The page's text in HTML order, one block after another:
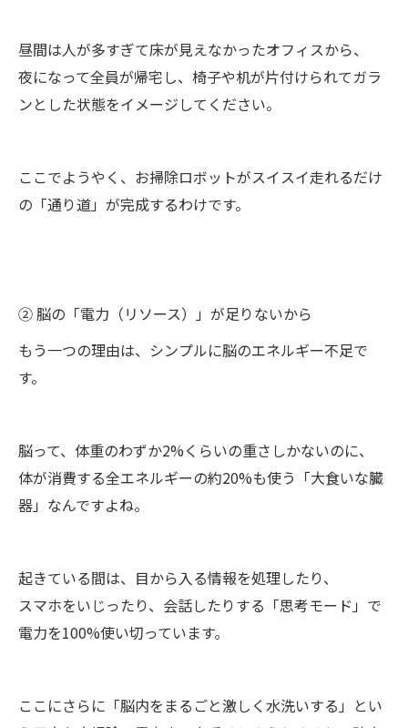
昼間は人が多すぎて床が見えなかったオフィスから、
夜になって全員が帰宅し、椅子や机が片付けられてガラ
ンとした状態をイメージしてください。
ここでようやく、お掃除ロボットがスイスイ走れるだけ
の「通り道」が完成するわけです。
② 脳の「電力（リソース）」が足りないから
もう一つの理由は、シンプルに脳のエネルギー不足で
す。
脳って、体重のわずか2%くらいの重さしかないのに、
体が消費する全エネルギーの約20%も使う「大食いな臓
器」なんですよね。
起きている間は、目から入る情報を処理したり、
スマホをいじったり、会話したりする「思考モード」で
電力を100%使い切っています。
ここにさらに「脳内をまるごと激しく水洗いする」とい